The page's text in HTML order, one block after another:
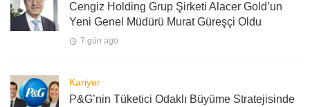
Cengiz Holding Grup Şirketi Alacer Gold’un
Yeni Genel Müdürü Murat Güreşçi Oldu
7 gün ago
Kariyer
P&G’nin Tüketici Odaklı Büyüme Stratejisinde